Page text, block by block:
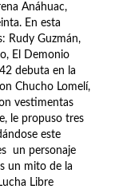
Anáhuac,
En esta
Rudy Guzmán,
El Demonio
debuta en la
Chucho Lomelí,
vestimentas
le propuso tres
este
un personaje
un mito de la
Libre